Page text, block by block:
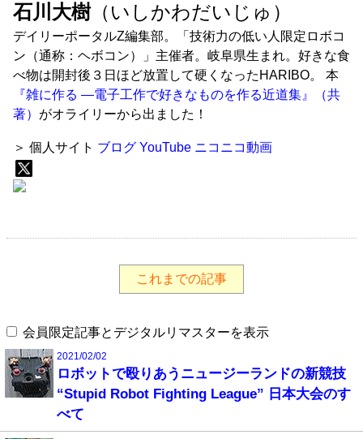
石川大樹（いしかわだいじゅ）
デイリーポータルZ編集部。「技術力の低い人限定ロボコ
ン（通称：ヘボコン）」主催者。岐阜県生まれ。好きな食
べ物は開封後３日ほど放置して硬くなったHARIBO。 本
『雑に作る ―電子工作で好きなものを作る近道集』（共
著） がオライリーから出ました！
＞ 個人サイト ブログ YouTube ニコニコ動画
これまでの記事
会員限定記事とデジタルリマスターを表示
2021/02/02
ロボットで殴りあうニュージーランドの新競技
“Stupid Robot Fighting League” 日本大会のす
べて